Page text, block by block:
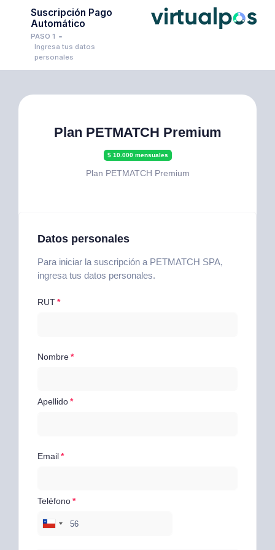
Suscripción Pago
Automático
PASO 1
Ingresa tus datos
personales
Plan PETMATCH Premium
$ 10.000 mensuales
Plan PETMATCH Premium
Datos personales
Para iniciar la suscripción a PETMATCH SPA,
ingresa tus datos personales.
RUT
Nombre
Apellido
Email
Teléfono